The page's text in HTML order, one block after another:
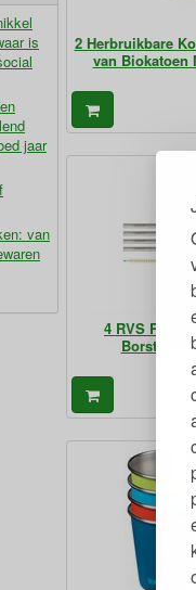
is
jaar
van
2 Herbruikbare
van Biokatoen
4 RVS
Borsteltje